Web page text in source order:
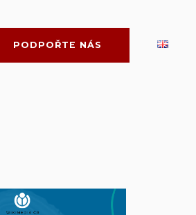
PODPOŘTE NÁS